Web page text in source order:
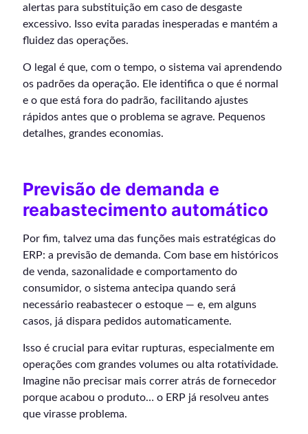
alertas para substituição em caso de desgaste
excessivo. Isso evita paradas inesperadas e mantém a
fluidez das operações.
O legal é que, com o tempo, o sistema vai aprendendo
os padrões da operação. Ele identifica o que é normal
e o que está fora do padrão, facilitando ajustes
rápidos antes que o problema se agrave. Pequenos
detalhes, grandes economias.
Previsão de demanda e
reabastecimento automático
Por fim, talvez uma das funções mais estratégicas do
ERP: a previsão de demanda. Com base em históricos
de venda, sazonalidade e comportamento do
consumidor, o sistema antecipa quando será
necessário reabastecer o estoque — e, em alguns
casos, já dispara pedidos automaticamente.
Isso é crucial para evitar rupturas, especialmente em
operações com grandes volumes ou alta rotatividade.
Imagine não precisar mais correr atrás de fornecedor
porque acabou o produto… o ERP já resolveu antes
que virasse problema.